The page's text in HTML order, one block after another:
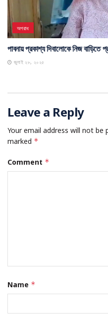
অপরাধ
পাবনায় প্রকাশ্য দিবালোকে নিজ বাড়িতে
জুলাই ২৮, ২০২৫
Leave a Reply
Your email address will not be
marked *
Comment *
Name *